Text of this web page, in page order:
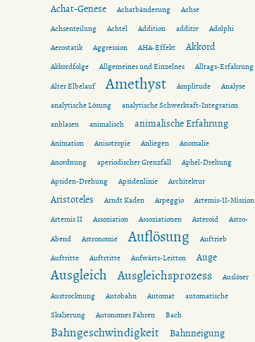
Achat-Genese Achatbänderung
Achse
Achsenteilung
Achtel Addition additiv
Adolphi
Aerostatik
Aggression AHA-Effekt Akkord
Akkordfolge Allgemeines und Einzelnes
Alltags-Erfahrung
Alter Elbelauf
Amethyst Amplitude
Analyse
analytische Lösung
analytische Schwerkraft-Integration
anblasen
animalisch animalische Erfahrung
Animation Anisotropie Anliegen
Anomalie
Anordnung
aperiodischer Grenzfall
Aphel-Drehung
Apsiden-Drehung
Apsidenlinie Architektur
Aristoteles Arndt Kaden Arpeggio
Artemis-II-Mission
Artemis II
Assoziation Assoziationen Asteroid
Astro-
Abend
Astronomie Auflösung
Auftrieb
Auftritte
Auftrtitte Aufwärts-Leitton Auge
Ausgleich Ausgleichsprozess
Auslöser
Austrocknung
Autobahn Automat
automatische
Skalierung
Autonomes Fahren Bach
Bahngeschwindigkeit Bahnneigung